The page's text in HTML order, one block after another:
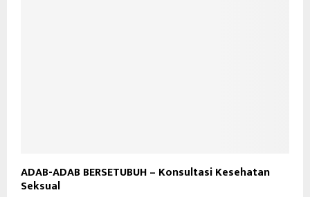
ADAB-ADAB BERSETUBUH – Konsultasi Kesehatan
Seksual